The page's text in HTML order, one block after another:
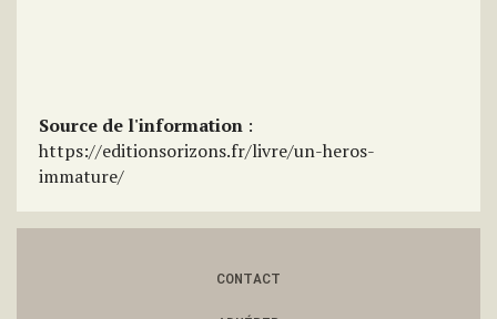
Source de l'information :
https://editionsorizons.fr/livre/un-heros-
immature/
CONTACT